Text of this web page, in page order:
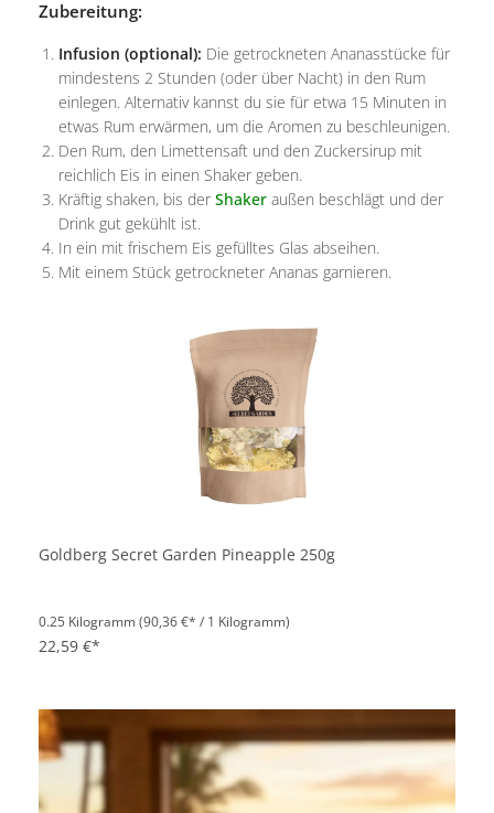
Zubereitung:
Infusion (optional): Die getrockneten Ananasstücke für
mindestens 2 Stunden (oder über Nacht) in den Rum
einlegen. Alternativ kannst du sie für etwa 15 Minuten in
etwas Rum erwärmen, um die Aromen zu beschleunigen.
Den Rum, den Limettensaft und den Zuckersirup mit
reichlich Eis in einen Shaker geben.
Kräftig shaken, bis der Shaker außen beschlägt und der
Drink gut gekühlt ist.
In ein mit frischem Eis gefülltes Glas abseihen.
Mit einem Stück getrockneter Ananas garnieren.
Goldberg Secret Garden Pineapple 250g
0.25 Kilogramm(90,36 €* / 1 Kilogramm)
22,59 €*